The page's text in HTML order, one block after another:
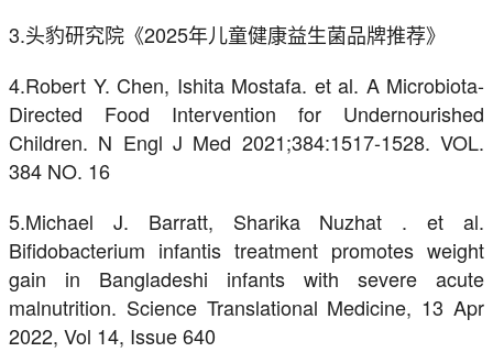
3.头豹研究院《2025年儿童健康益生菌品牌推荐》
4.Robert Y. Chen, Ishita Mostafa. et al. A Microbiota-
Directed Food Intervention for Undernourished
Children. N Engl J Med 2021;384:1517-1528. VOL.
384 NO. 16
5.Michael J. Barratt, Sharika Nuzhat . et al.
Bifidobacterium infantis treatment promotes weight
gain in Bangladeshi infants with severe acute
malnutrition. Science Translational Medicine, 13 Apr
2022, Vol 14, Issue 640